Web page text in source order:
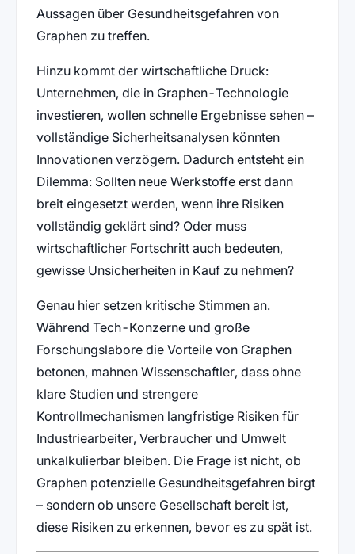
Aussagen über Gesundheitsgefahren von
Graphen zu treffen.
Hinzu kommt der wirtschaftliche Druck:
Unternehmen, die in Graphen-Technologie
investieren, wollen schnelle Ergebnisse sehen –
vollständige Sicherheitsanalysen könnten
Innovationen verzögern. Dadurch entsteht ein
Dilemma: Sollten neue Werkstoffe erst dann
breit eingesetzt werden, wenn ihre Risiken
vollständig geklärt sind? Oder muss
wirtschaftlicher Fortschritt auch bedeuten,
gewisse Unsicherheiten in Kauf zu nehmen?
Genau hier setzen kritische Stimmen an.
Während Tech-Konzerne und große
Forschungslabore die Vorteile von Graphen
betonen, mahnen Wissenschaftler, dass ohne
klare Studien und strengere
Kontrollmechanismen langfristige Risiken für
Industriearbeiter, Verbraucher und Umwelt
unkalkulierbar bleiben. Die Frage ist nicht, ob
Graphen potenzielle Gesundheitsgefahren birgt
– sondern ob unsere Gesellschaft bereit ist,
diese Risiken zu erkennen, bevor es zu spät ist.